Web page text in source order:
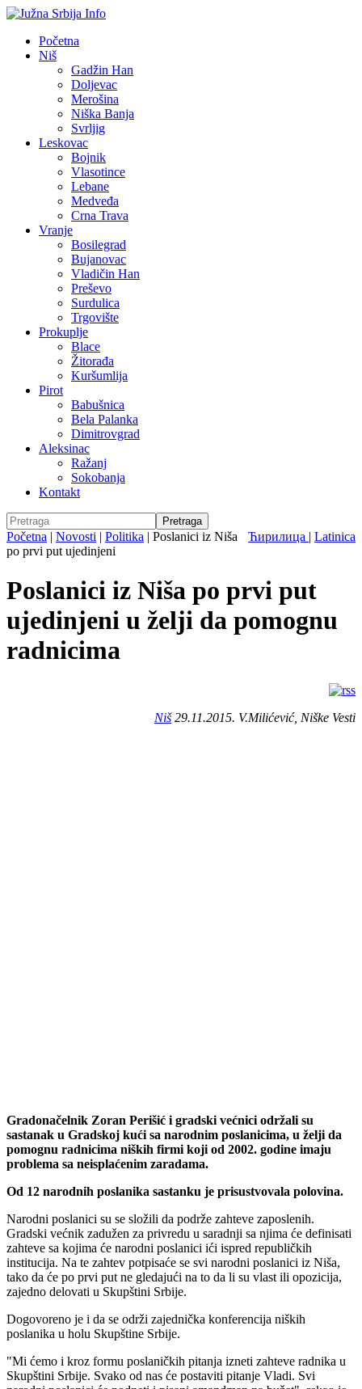
Početna
Niš
Gadžin Han
Doljevac
Merošina
Niška Banja
Svrljig
Leskovac
Bojnik
Vlasotince
Lebane
Medveđa
Crna Trava
Vranje
Bosilegrad
Bujanovac
Vladičin Han
Preševo
Surdulica
Trgovište
Prokuplje
Blace
Žitorađa
Kuršumlija
Pirot
Babušnica
Bela Palanka
Dimitrovgrad
Aleksinac
Ražanj
Sokobanja
Kontakt
Ћирилица | Latinica
Početna | Novosti | Politika | Poslanici iz Niša
po prvi put ujedinjeni
Poslanici iz Niša po prvi put
ujedinjeni u želji da pomognu
radnicima
Niš29.11.2015. V.Milićević, Niške Vesti
Gradonačelnik Zoran Perišić i gradski većnici održali su
sastanak u Gradskoj kući sa narodnim poslanicima, u želji da
pomognu radnicima niških firmi koji od 2002. godine imaju
problema sa neisplaćenim zaradama.
Od 12 narodnih poslanika sastanku je prisustvovala polovina.
Narodni poslanici su se složili da podrže zahteve zaposlenih.
Gradski većnik zadužen za privredu u saradnji sa njima će definisati
zahteve sa kojima će narodni poslanici ići ispred republičkih
institucija. Na te zahtev potpisaće se svi narodni poslanici iz Niša,
tako da će po prvi put ne gledajući na to da li su vlast ili opozicija,
zajedno delovati u Skupštini Srbije.
Dogovoreno je i da se održi zajednička konferencija niških
poslanika u holu Skupštine Srbije.
"Mi ćemo i kroz formu poslaničkih pitanja izneti zahteve radnika u
Skupštini Srbije. Svako od nas će postaviti pitanje Vladi. Svi